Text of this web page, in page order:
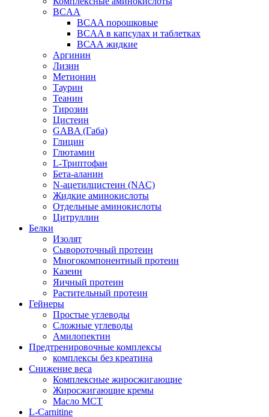
BCAA
BCAA порошковые
BCAA в капсулах и таблетках
ВСАА жидкие
Аргинин
Лизин
Метионин
Таурин
Теанин
Тирозин
Цистеин
GABA (Габа)
Глицин
Глютамин
L-Триптофан
Бета-аланин
N-ацетилцистеин (NAC)
Жидкие аминокислоты
Отдельные аминокислоты
Цитруллин
Белки
Изолят
Сывороточный протеин
Многокомпонентный протеин
Казеин
Яичный протеин
Растительный протеин
Гейнеры
Простые углеводы
Сложные углеводы
Амилопектин
Предтренировочные комплексы
комплексы без креатина
Снижение веса
Комплексные жиросжигающие
Жиросжигающие кремы
Масло МСТ
L-Carnitine